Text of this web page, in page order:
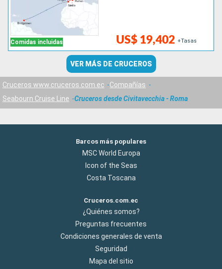
Comidas incluidas US$ 19,402 +Tasas
VER MÁS DE CRUCEROS
Cruceros www.cruceros.com.ec
Compañías
Seabourn Cruise Line
Cruceros desde Civitavecchia - Roma
Barcos más populares
MSC World Europa
Icon of the Seas
Costa Toscana
Cruceros.com.ec
¿Quiénes somos?
Preguntas frecuentes
Condiciones generales de venta
Seguridad
Mapa del sitio